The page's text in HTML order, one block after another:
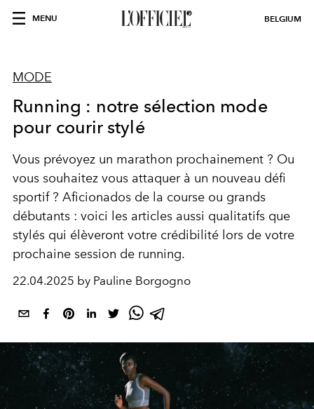
MENU BELGIUM
MODE
Running : notre sélection mode
pour courir stylé
Vous prévoyez un marathon prochainement ? Ou
vous souhaitez vous attaquer à un nouveau défi
sportif ? Aficionados de la course ou grands
débutants : voici les articles aussi qualitatifs que
stylés qui élèveront votre crédibilité lors de votre
prochaine session de running.
22.04.2025 by Pauline Borgogno